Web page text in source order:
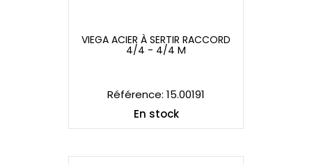
VIEGA ACIER À SERTIR RACCORD
4/4 - 4/4 M
Référence: 15.00191
En stock